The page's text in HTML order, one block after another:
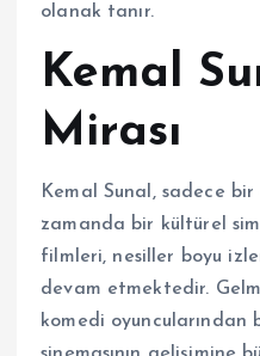
olanak tanır.
Kemal
Mirası
Kemal Sunal, sadece
zamanda bir kültürel
filmleri, nesiller boyu
devam etmektedir.
komedi oyuncularından